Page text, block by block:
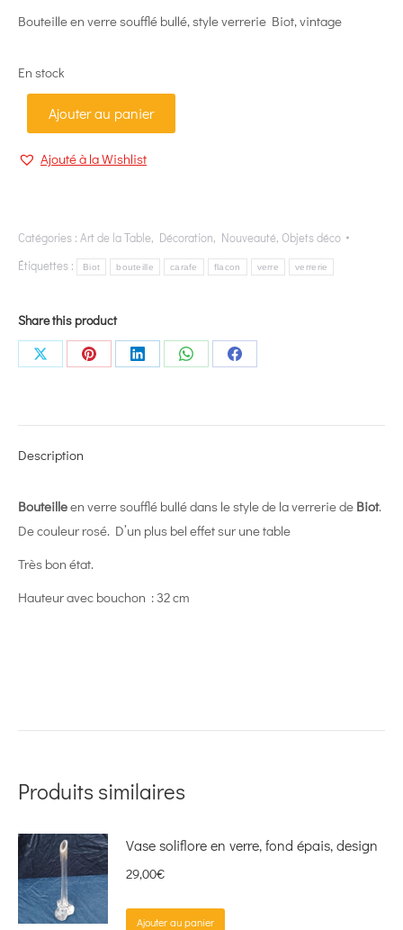
Bouteille en verre soufflé bullé, style verrerie Biot, vintage
En stock
Ajouter au panier
Ajouté à la Wishlist
Catégories : Art de la Table, Décoration, Nouveauté, Objets déco
Étiquettes :
Biot bouteille carafe flacon verre verrerie
Share this product
Share
Share
Share
Share
Share
Description
Bouteilleen verre soufflé bullé dans le style de la verrerie de Biot.
De couleur rosé. D’un plus bel effet sur une table
Très bon état.
Hauteur avec bouchon : 32 cm
Produits similaires
Vase soliflore en verre, fond épais, design
29,00€
Ajouter au panier